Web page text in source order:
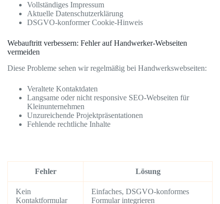
Vollständiges Impressum
Aktuelle Datenschutzerklärung
DSGVO-konformer Cookie-Hinweis
Webauftritt verbessern: Fehler auf Handwerker-Webseiten
vermeiden
Diese Probleme sehen wir regelmäßig bei Handwerkswebseiten:
Veraltete Kontaktdaten
Langsame oder nicht responsive SEO-Webseiten für
Kleinunternehmen
Unzureichende Projektpräsentationen
Fehlende rechtliche Inhalte
Fehler Lösung
Kein
Kontaktformular
Einfaches, DSGVO-konformes
Formular integrieren